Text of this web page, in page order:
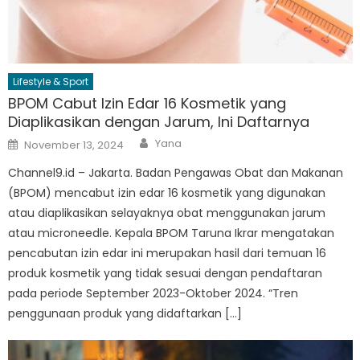
Lifestyle & Sport
BPOM Cabut Izin Edar 16 Kosmetik yang
Diaplikasikan dengan Jarum, Ini Daftarnya
Posted
on
November 13, 2024 Author
Yana
Channel9.id – Jakarta. Badan Pengawas Obat dan Makanan
(BPOM) mencabut izin edar 16 kosmetik yang digunakan
atau diaplikasikan selayaknya obat menggunakan jarum
atau microneedle. Kepala BPOM Taruna Ikrar mengatakan
pencabutan izin edar ini merupakan hasil dari temuan 16
produk kosmetik yang tidak sesuai dengan pendaftaran
pada periode September 2023-Oktober 2024. “Tren
penggunaan produk yang didaftarkan […]